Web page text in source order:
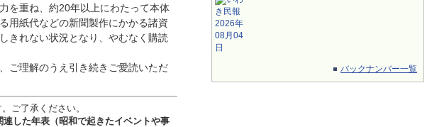
バックナンバー一覧
を重ね、約20年以上にわたって本体
用紙代などの新聞製作にかかる諸資
きれない状況となり、やむなく購読
ご理解のうえ引き続きご愛読いただ
ご了承ください。
した年表（昭和で起きたイベントや事